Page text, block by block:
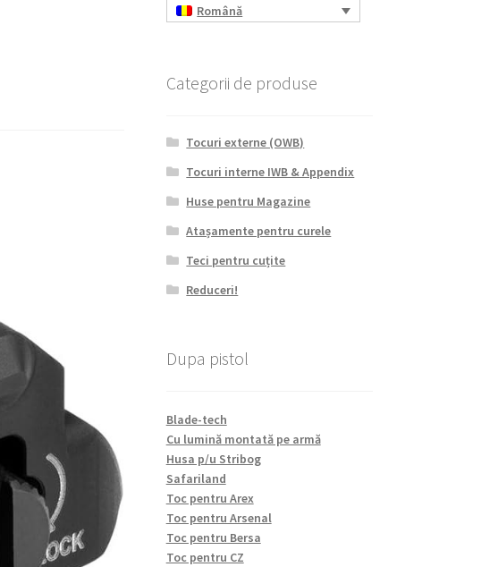
Română
Categorii de produse
Tocuri externe (OWB)
Tocuri interne IWB & Appendix
Huse pentru Magazine
Atașamente pentru curele
Teci pentru cuțite
Reduceri!
Dupa pistol
Blade-tech
Cu lumină montată pe armă
Husa p/u Stribog
Safariland
Toc pentru Arex
Toc pentru Arsenal
Toc pentru Bersa
Toc pentru CZ